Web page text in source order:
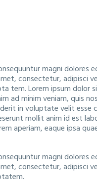
magni dolores
consectetur, adipisci
tem. Lorem ipsum dolor
ad minim veniam, quis
in voluptate velit esse
mollit anim id est
aperiam, eaque ipsa
magni dolores
consectetur, adipisci